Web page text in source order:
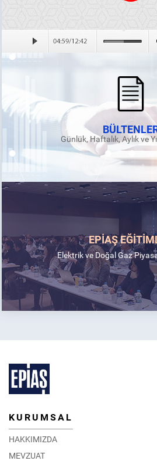
Günlük, Haftalık, Aylık ve
EPİAŞ
Elektrik ve Doğal Gaz
KURUMSAL
HAKKIMIZDA
MEVZUAT